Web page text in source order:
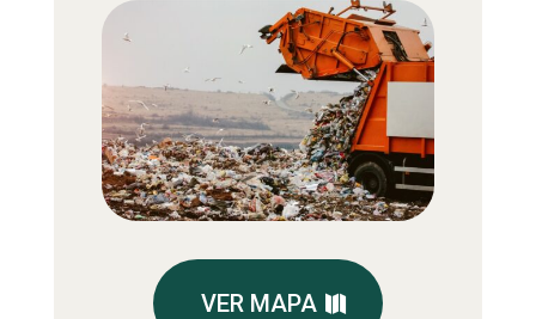
VER MAPA